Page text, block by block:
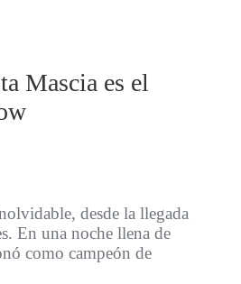
Mascia es el
desde la llegada
En una noche llena de
como campeón de